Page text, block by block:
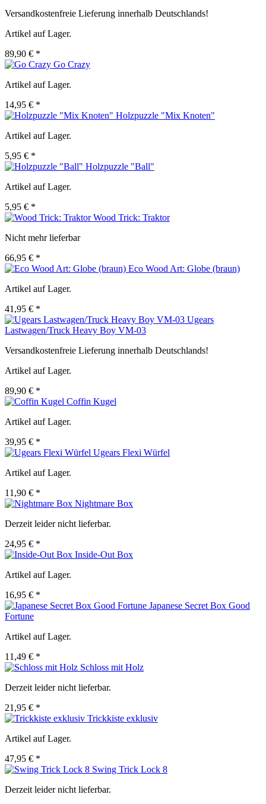
Versandkostenfreie Lieferung innerhalb Deutschlands!
Artikel auf Lager.
89,90 € *
Go Crazy
Artikel auf Lager.
14,95 € *
Holzpuzzle "Mix Knoten"
Artikel auf Lager.
5,95 € *
Holzpuzzle "Ball"
Artikel auf Lager.
5,95 € *
Wood Trick: Traktor
Nicht mehr lieferbar
66,95 € *
Eco Wood Art: Globe (braun)
Artikel auf Lager.
41,95 € *
Ugears
Lastwagen/Truck Heavy Boy VM-03
Versandkostenfreie Lieferung innerhalb Deutschlands!
Artikel auf Lager.
89,90 € *
Coffin Kugel
Artikel auf Lager.
39,95 € *
Ugears Flexi Würfel
Artikel auf Lager.
11,90 € *
Nightmare Box
Derzeit leider nicht lieferbar.
24,95 € *
Inside-Out Box
Artikel auf Lager.
16,95 € *
Japanese Secret Box Good
Fortune
Artikel auf Lager.
11,49 € *
Schloss mit Holz
Derzeit leider nicht lieferbar.
21,95 € *
Trickkiste exklusiv
Artikel auf Lager.
47,95 € *
Swing Trick Lock 8
Derzeit leider nicht lieferbar.